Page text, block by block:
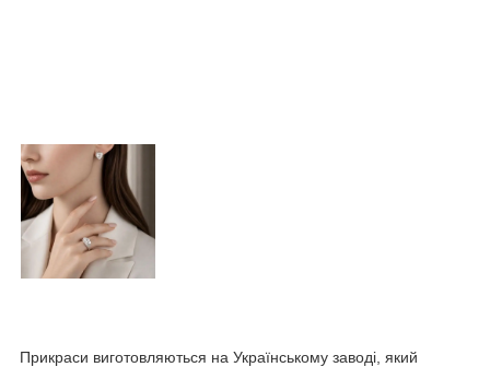
Прикраси виготовляються на Українському заводі, який